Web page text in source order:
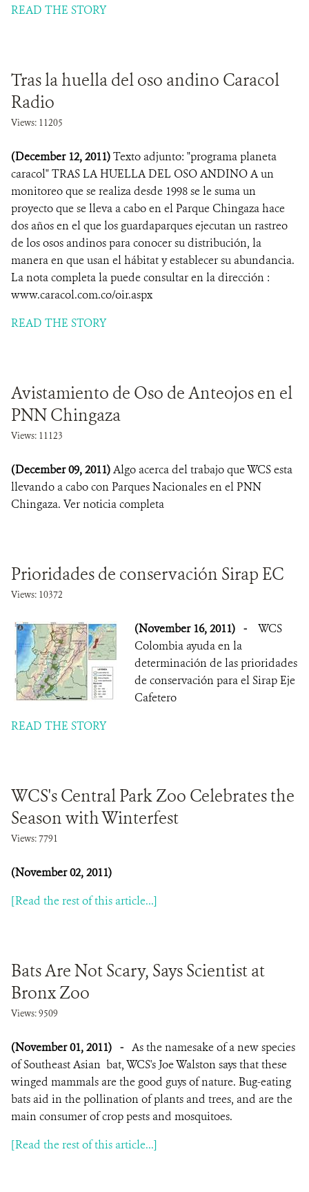
READ THE STORY
Tras la huella del oso andino Caracol
Radio
Views: 11205
(December 12, 2011)Texto adjunto: "programa planeta
caracol" TRAS LA HUELLA DEL OSO ANDINO A un
monitoreo que se realiza desde 1998 se le suma un
proyecto que se lleva a cabo en el Parque Chingaza hace
dos años en el que los guardaparques ejecutan un rastreo
de los osos andinos para conocer su distribución, la
manera en que usan el hábitat y establecer su abundancia.
La nota completa la puede consultar en la dirección :
www.caracol.com.co/oir.aspx
READ THE STORY
Avistamiento de Oso de Anteojos en el
PNN Chingaza
Views: 11123
(December 09, 2011)Algo acerca del trabajo que WCS esta
llevando a cabo con Parques Nacionales en el PNN
Chingaza. Ver noticia completa
Prioridades de conservación Sirap EC
Views: 10372
(November 16, 2011) -
WCS
Colombia ayuda en la
determinación de las prioridades
de conservación para el Sirap Eje
Cafetero
READ THE STORY
WCS's Central Park Zoo Celebrates the
Season with Winterfest
Views: 7791
(November 02, 2011)
[Read the rest of this article...]
Bats Are Not Scary, Says Scientist at
Bronx Zoo
Views: 9509
(November 01, 2011) - As the namesake of a new species
of Southeast Asian bat, WCS's Joe Walston says that these
winged mammals are the good guys of nature. Bug-eating
bats aid in the pollination of plants and trees, and are the
main consumer of crop pests and mosquitoes.
[Read the rest of this article...]